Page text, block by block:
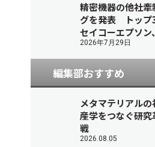
精密機器の他社牽
グを発表 トップ3
セイコーエプソン
2026年7月29日
編集部おすすめ
メタマテリアル
産学をつなぐ研
戦
2026.08.05